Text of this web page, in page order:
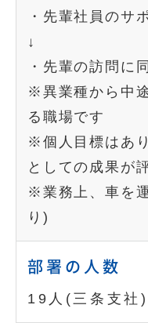
・先輩社員のサ
↓
・先輩の訪問に
※異業種から中
る職場です
※個人目標はあ
としての成果が
※業務上、車を
り)
部署の人数
19人(三条支社)